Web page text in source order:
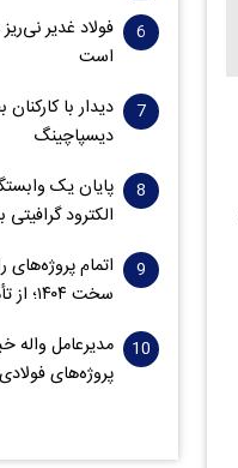
فولاد غدیر
است
دیدار با
دیسپاچینگ
پایان یک
الکترود گرافیتی
اتمام پروژه‌های
سخت ۱۴۰۴؛ از تأمین پایدار آب تا خودتأمینی انرژی
مدیرعامل
پروژه‌های